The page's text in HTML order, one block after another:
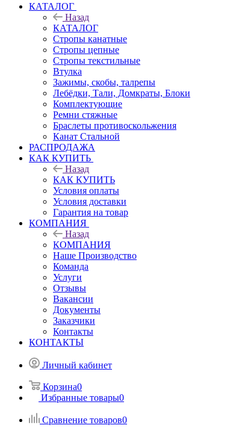
КАТАЛОГ
Назад
КАТАЛОГ
Стропы канатные
Стропы цепные
Стропы текстильные
Втулка
Зажимы, скобы, талрепы
Лебёдки, Тали, Домкраты, Блоки
Комплектующие
Ремни стяжные
Браслеты противоскольжения
Канат Стальной
РАСПРОДАЖА
КАК КУПИТЬ
Назад
КАК КУПИТЬ
Условия оплаты
Условия доставки
Гарантия на товар
КОМПАНИЯ
Назад
КОМПАНИЯ
Наше Производство
Команда
Услуги
Отзывы
Вакансии
Документы
Заказчики
Контакты
КОНТАКТЫ
Личный кабинет
Корзина0
Избранные товары0
Сравнение товаров0